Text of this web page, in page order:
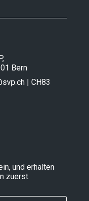
Bern
| CH83
und erhalten
zuerst.